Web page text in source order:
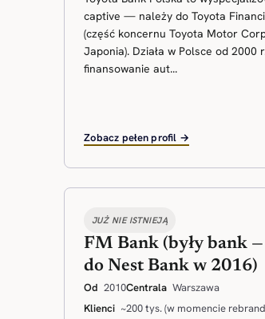
captive — należy do Toyota
(część koncernu Toyota Motor
Japonia). Działa w Polsce od 2000
finansowanie aut...
Zobacz pełen profil →
JUŻ NIE ISTNIEJĄ
FM Bank (były bank
do Nest Bank w 2016)
Od 2010Centrala Warszawa
Klienci ~200 tys. (w momencie